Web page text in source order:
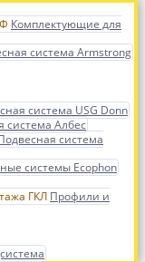
Комплектующие для
система Armstrong
система USG Donn
система Албес
система
системы Ecophon
Профили и